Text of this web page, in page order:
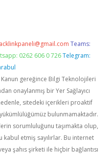
Teams:
0262 606 0 726 Telegram:
Kanun gereğince Bilgi Teknolojileri
onaylanmış bir Yer Sağlayıcı
sitedeki içerikleri proaktif
bulunmamaktadır.
sorumluluğunu taşımakta olup,
etmiş sayılırlar. Bu internet
şahıs şirketi ile hiçbir bağlantısı